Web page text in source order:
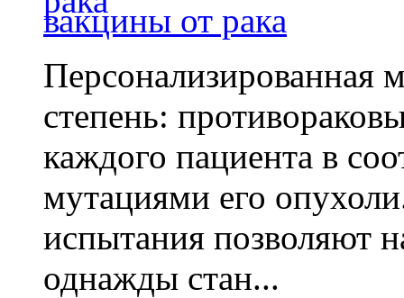
вакцины от рака
Персонализированная
степень:
каждого пациента в
мутациями его
испытания позволяют
однажды стан...